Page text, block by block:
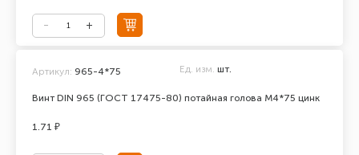
Винт DIN 965 (ГОСТ 17475-80) потайная голова М4*75 цинк
Артикул: 965-4*75 Ед. изм. шт.
1.71 ₽